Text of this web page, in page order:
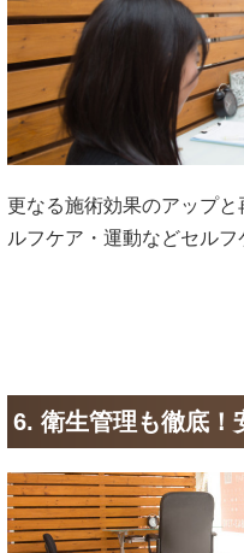
更なる施術効果のアップ
ルフケア・運動などセルフ
6. 衛生管理も徹底！